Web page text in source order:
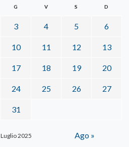
Luglio 2025
G V S D
3 4 5 6
10 11 12 13
17 18 19 20
24 25 26 27
31
Ago »